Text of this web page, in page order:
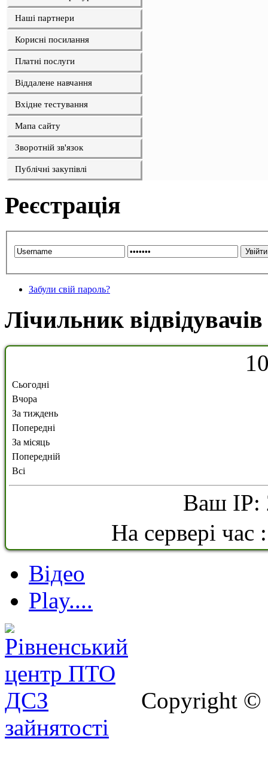
Наші партнери
Корисні посилання
Платні послуги
Віддалене навчання
Вхідне тестування
Мапа сайту
Зворотній зв'язок
Публічні закупівлі
Реєстрація
Забули свій пароль?
Лічильник відвідувачів
1
Сьогодні
Вчора
За тиждень
Попередні
За місяць
Попередній
Всі
Ваш IP:
На сервері
Відео
Play....
Copyright
зайнятості